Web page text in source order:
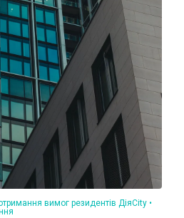
вимог резидентів ДіяCity